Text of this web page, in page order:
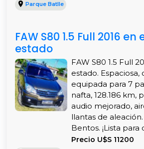
Parque Batlle
FAW S80 1.5 Full 2016
estado
FAW S80 1.5 Full
estado. Espaciosa,
equipada para 7
nafta, 128.186 km,
audio mejorado,
llantas de
Bentos. ¡Lista para
Precio U$S 11200